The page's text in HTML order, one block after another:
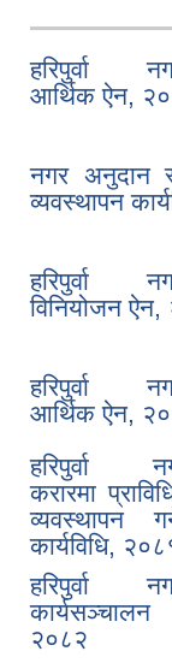
हरिपुर्वा
आर्थिक ऐन,
नगर अनुदान
व्यवस्थापन
हरिपुर्वा
विनियोजन
हरिपुर्वा
आर्थिक ऐन,
हरिपुर्वा
करारमा
व्यवस्थापन
कार्यविधि,
हरिपुर्वा
कार्यसञ्‍चालन
२०८२